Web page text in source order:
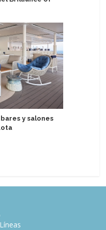
y salones